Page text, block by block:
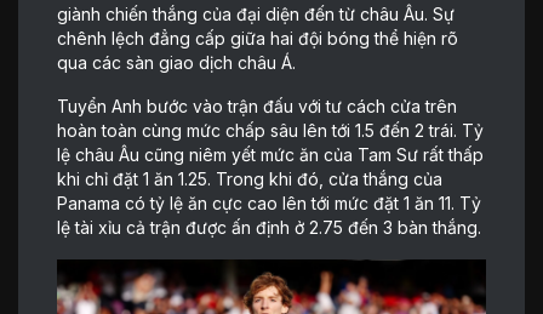
giành chiến thắng của đại diện đến từ châu Âu. Sự
chênh lệch đẳng cấp giữa hai đội bóng thể hiện rõ
qua các sàn giao dịch châu Á.
Tuyển Anh bước vào trận đấu với tư cách cửa trên
hoàn toàn cùng mức chấp sâu lên tới 1.5 đến 2 trái. Tỷ
lệ châu Âu cũng niêm yết mức ăn của Tam Sư rất thấp
khi chỉ đặt 1 ăn 1.25. Trong khi đó, cửa thắng của
Panama có tỷ lệ ăn cực cao lên tới mức đặt 1 ăn 11. Tỷ
lệ tài xỉu cả trận được ấn định ở 2.75 đến 3 bàn thắng.